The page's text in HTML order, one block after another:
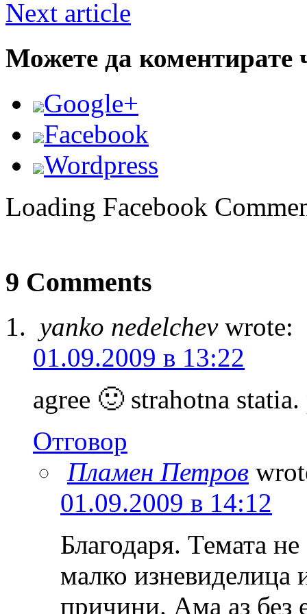
Next article
Можете да коментирате
Google+
Facebook
Wordpress
Loading Facebook
9 Comments
yanko nedelchev wrote:
01.09.2009 в 13:22
agree 🙂 strahotna
Отговор
Пламен Петров
01.09.2009 в 14:12
Благодаря. Темата
малко изневиделица
причини. Ама аз